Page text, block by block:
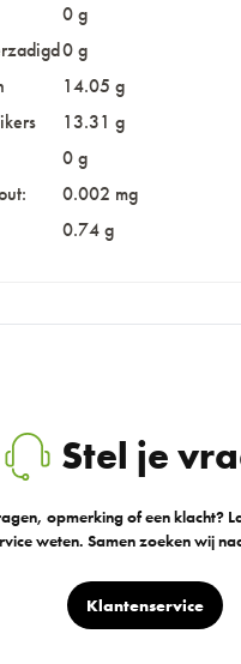
0 g
0 g
14.05 g
13.31 g
0 g
0.002 mg
0.74 g
Stel je
opmerking of een klacht?
weten. Samen zoeken wij
Klantenservice